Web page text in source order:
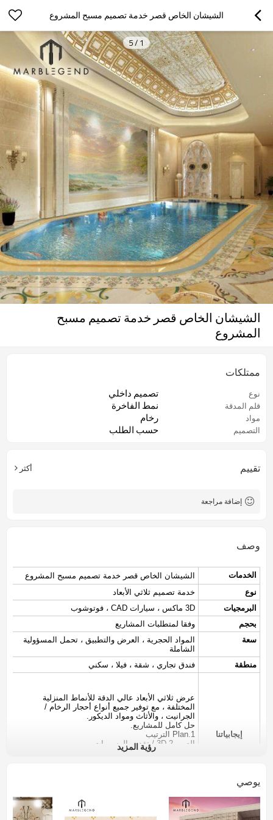
الشيشان الخاص قصر خدمة تصميم مسبح المشروع
1
/
5
الشيشان الخاص قصر خدمة تصميم مسبح
المشروع
ممتلكات
نوع تصميم داخلي
قلم المدقة نمط الفاخرة
مواد رخام
التصميم حسب الطلب
تقييم أكثر
إضافة مراجعة
وصف
الخدمات الشيشان الخاص قصر خدمة تصميم مسبح المشروع
نوع خدمة تصميم ثلاثي الأبعاد
البرمجيات 3D ماكس ، سيارات CAD ، فوتوشوب
بحجم وفقا لمتطلبات المشاريع
سعة
المواد الحجرية ، العرض والتطبيق ، تحمل المسؤولية
الشاملة
منطقة فندق تجاري ، شقة ، فيلا ، سكني
إيجابياتنا
عرض ثلاثي الأبعاد عالي الدقة للأنماط المنزلية
المختلفة ، مع توفير جميع أنواع أحجار الرخام /
الجرانيت ، والأثاث ومواد الديكور.
حل كامل للمشاريع.
1.Plan الترتيب
الصور 2-3D / تقديم الرسومات
تفاصيل المشروع
رؤية المزيد
يوصي